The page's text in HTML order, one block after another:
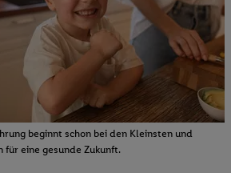
beginnt schon bei den Kleinsten und
für eine gesunde Zukunft.